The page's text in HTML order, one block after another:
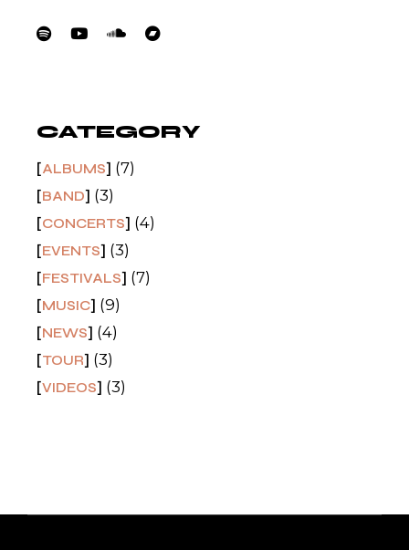
CATEGORY
ALBUMS (7)
BAND (3)
CONCERTS (4)
EVENTS (3)
FESTIVALS (7)
MUSIC (9)
NEWS (4)
TOUR (3)
VIDEOS (3)